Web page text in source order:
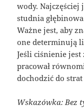
wody. Najczęściej
studnia
Ważne jest, aby
one determinują
Jeśli ciśnienie
pracował
dochodzić do
Wskazówka: Bez